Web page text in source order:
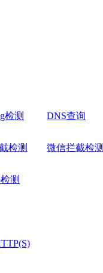
检测 DNS查询
检测 微信拦截检测
测